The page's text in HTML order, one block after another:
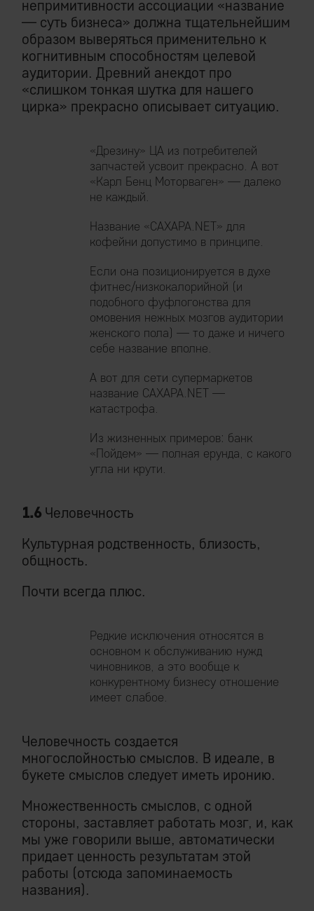
непримитивности ассоциации «название
— суть бизнеса» должна тщательнейшим
образом выверяться применительно к
когнитивным способностям целевой
аудитории. Древний анекдот про
«слишком тонкая шутка для нашего
цирка» прекрасно описывает ситуацию.
«Дрезину» ЦА из потребителей
запчастей усвоит прекрасно. А вот
«Карл Бенц Моторваген» — далеко
не каждый.
Название «САХАРА.NET» для
кофейни допустимо в принципе.
Если она позиционируется в духе
фитнес/низкокалорийной (и
подобного фуфлогонства для
омовения нежных мозгов аудитории
женского пола) — то даже и ничего
себе название вполне.
А вот для сети супермаркетов
название САХАРА.NET —
катастрофа.
Из жизненных примеров: банк
«Пойдем» — полная ерунда, с какого
угла ни крути.
1.6 Человечность
Культурная родственность, близость,
общность.
Почти всегда плюс.
Редкие исключения относятся в
основном к обслуживанию нужд
чиновников, а это вообще к
конкурентному бизнесу отношение
имеет слабое.
Человечность создается
многослойностью смыслов. В идеале, в
букете смыслов следует иметь иронию.
Множественность смыслов, с одной
стороны, заставляет работать мозг, и, как
мы уже говорили выше, автоматически
придает ценность результатам этой
работы (отсюда запоминаемость
названия).